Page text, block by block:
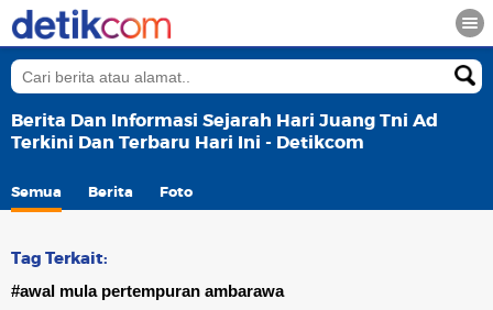
Berita Dan Informasi Sejarah Hari Juang Tni Ad
Terkini Dan Terbaru Hari Ini - Detikcom
Semua Berita Foto
Tag Terkait:
#awal mula pertempuran ambarawa